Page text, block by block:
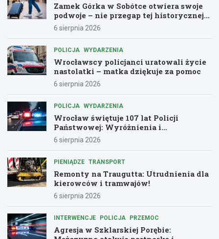
Zamek Górka w Sobótce otwiera swoje
podwoje – nie przegap tej historycznej
przygody!
6 sierpnia 2026
POLICJA WYDARZENIA
Wrocławscy policjanci uratowali życie
nastolatki – matka dziękuje za pomoc
6 sierpnia 2026
POLICJA WYDARZENIA
Wrocław świętuje 107 lat Policji
Państwowej: Wyróżnienia i
podziękowania dla bohaterów służby
6 sierpnia 2026
PIENIĄDZE TRANSPORT
Remonty na Traugutta: Utrudnienia dla
kierowców i tramwajów!
6 sierpnia 2026
INTERWENCJE POLICJA PRZEMOC
Agresja w Szklarskiej Porębie: